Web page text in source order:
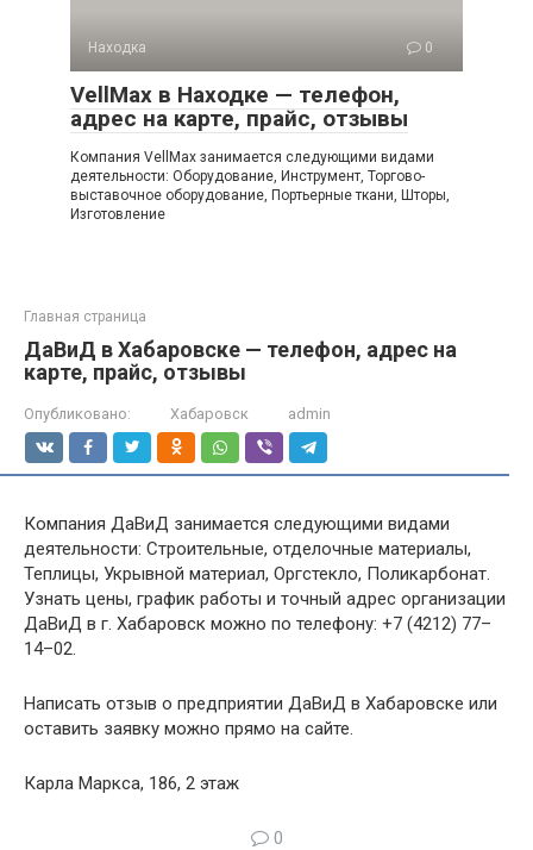
Находка 0
VellMax в Находке — телефон,
адрес на карте, прайс, отзывы
Компания VellMax занимается следующими видами
деятельности: Оборудование, Инструмент, Торгово-
выставочное оборудование, Портьерные ткани, Шторы,
Изготовление
Главная страница
ДаВиД в Хабаровске — телефон, адрес на
карте, прайс, отзывы
Опубликовано: Хабаровск admin
Компания ДаВиД занимается следующими видами
деятельности: Строительные, отделочные материалы,
Теплицы, Укрывной материал, Оргстекло, Поликарбонат.
Узнать цены, график работы и точный адрес организации
ДаВиД в г. Хабаровск можно по телефону: +7 (4212) 77–
14–02.
Написать отзыв о предприятии ДаВиД в Хабаровске или
оставить заявку можно прямо на сайте.
Карла Маркса, 186, 2 этаж
0